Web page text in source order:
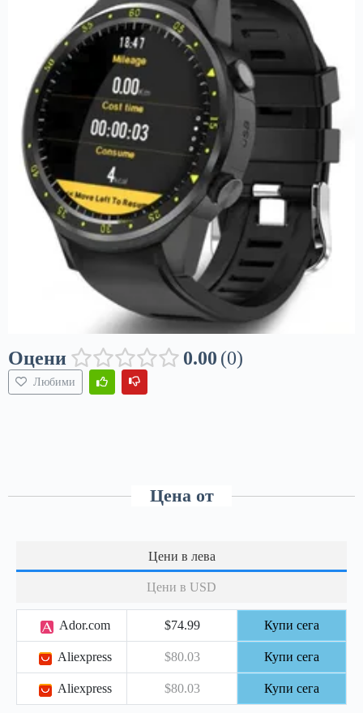
Оцени 0.00 0
Любими
Цена от
Цени в лева
Цени в USD
Ador.com $74.99 Купи сега
Aliexpress $80.03 Купи сега
Aliexpress $80.03 Купи сега